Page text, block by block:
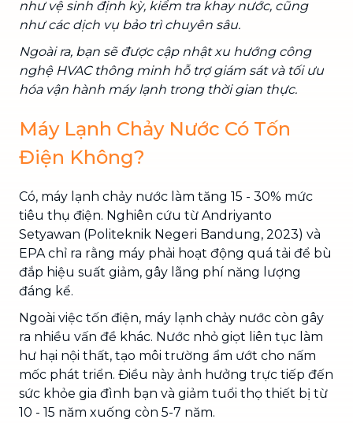
như vệ sinh định kỳ, kiểm tra khay nước, cũng
như các dịch vụ bảo trì chuyên sâu.
Ngoài ra, bạn sẽ được cập nhật xu hướng công
nghệ HVAC thông minh hỗ trợ giám sát và tối ưu
hóa vận hành máy lạnh trong thời gian thực.
Máy Lạnh Chảy Nước Có Tốn
Điện Không?
Có, máy lạnh chảy nước làm tăng 15 - 30% mức
tiêu thụ điện. Nghiên cứu từ Andriyanto
Setyawan (Politeknik Negeri Bandung, 2023) và
EPA chỉ ra rằng máy phải hoạt động quá tải để bù
đắp hiệu suất giảm, gây lãng phí năng lượng
đáng kể.
Ngoài việc tốn điện, máy lạnh chảy nước còn gây
ra nhiều vấn đề khác. Nước nhỏ giọt liên tục làm
hư hại nội thất, tạo môi trường ẩm ướt cho nấm
mốc phát triển. Điều này ảnh hưởng trực tiếp đến
sức khỏe gia đình bạn và giảm tuổi thọ thiết bị từ
10 - 15 năm xuống còn 5-7 năm.